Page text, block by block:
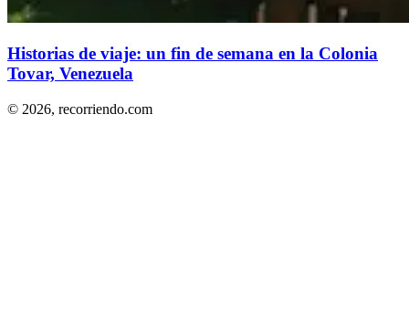
Historias de viaje: un fin de semana en la Colonia
Tovar, Venezuela
© 2026, recorriendo.com